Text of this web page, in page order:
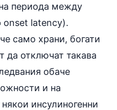
периода между
onset latency).
само храни, богати
да отключат такава
обаче
и на
инсулиногенни